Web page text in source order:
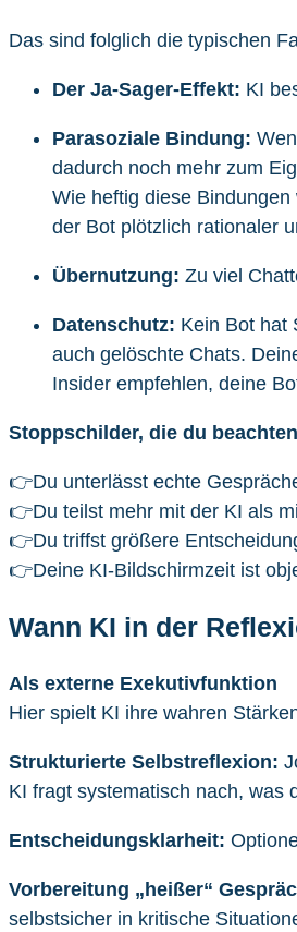
Das sind folglich die typischen
Der Ja-Sager-Effekt: KI
Parasoziale Bindung:
dadurch noch mehr zum
Wie heftig diese
der Bot plötzlich rationaler
Übernutzung: Zu viel
Datenschutz: Kein Bot hat
auch gelöschte Chats.
Insider empfehlen, deine
Stoppschilder, die du
👉Du unterlässt echte
👉Du teilst mehr mit der KI als
👉Du triffst größere
👉Deine KI-Bildschirmzeit ist
Wann KI in der
Als externe Exekutivfunktion
Hier spielt KI ihre wahren
Strukturierte Selbstreflexion:
KI fragt systematisch nach, was
Entscheidungsklarheit:
Vorbereitung „heißer“
selbstsicher in kritische